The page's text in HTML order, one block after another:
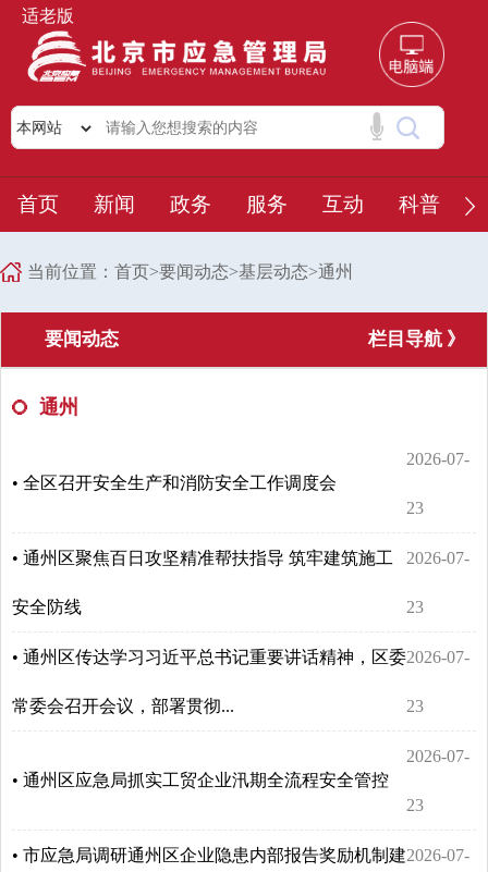
适老版
首页 新闻 政务 服务 互动 科普
当前位置： 首页>要闻动态>基层动态>通州
要闻动态 栏目导航 》
通州
• 全区召开安全生产和消防安全工作调度会
2026-07-
23
• 通州区聚焦百日攻坚精准帮扶指导 筑牢建筑施工
安全防线
2026-07-
23
• 通州区传达学习习近平总书记重要讲话精神，区委
常委会召开会议，部署贯彻...
2026-07-
23
• 通州区应急局抓实工贸企业汛期全流程安全管控
2026-07-
23
• 市应急局调研通州区企业隐患内部报告奖励机制建2026-07-